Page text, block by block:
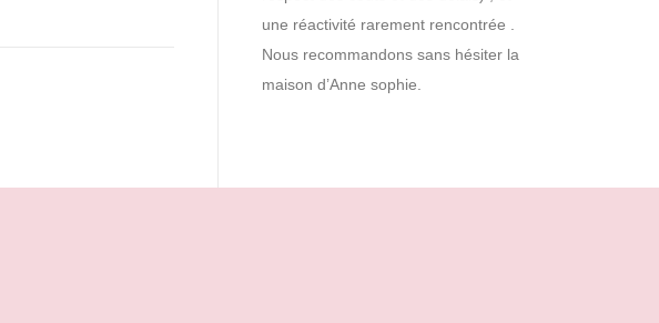
une réactivité rarement rencontrée .
Nous recommandons sans hésiter la
maison d’Anne sophie.